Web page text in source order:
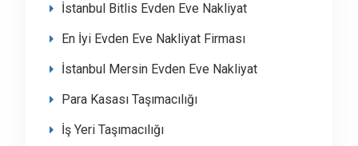
İstanbul Bitlis Evden Eve Nakliyat
En İyi Evden Eve Nakliyat Firması
İstanbul Mersin Evden Eve Nakliyat
Para Kasası Taşımacılığı
İş Yeri Taşımacılığı